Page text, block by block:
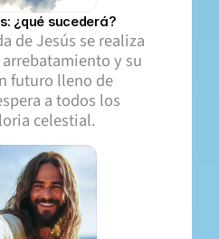
¿qué sucederá?
de Jesús se realiza
y su
futuro lleno de
a todos los
celestial.